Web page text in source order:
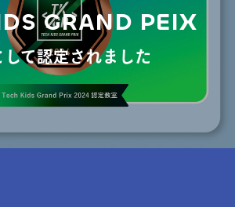
GRAND PEIX
て認定されました